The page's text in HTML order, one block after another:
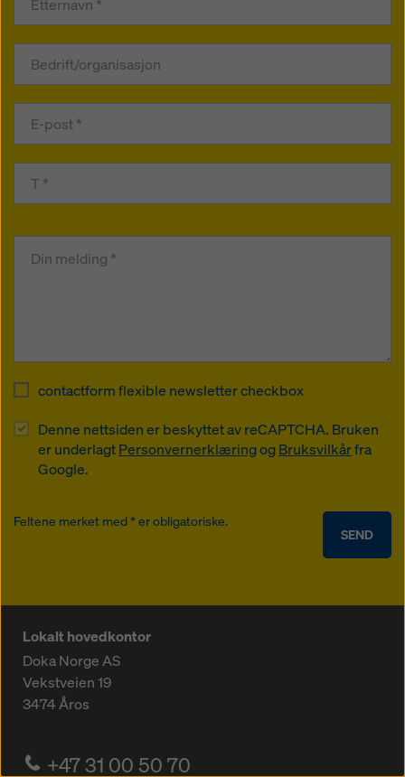
contactform flexible newsletter checkbox
Denne nettsiden er beskyttet av reCAPTCHA. Bruken
er underlagtPersonvernerklæringogBruksvilkårfra
Google.
SEND
Feltene merket med * er obligatoriske.
Lokalt hovedkontor
Doka Norge AS
Vekstveien 19
3474Åros
+47 31 00 50 70